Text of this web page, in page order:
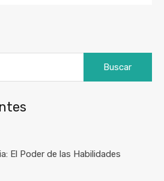
El Poder de las Habilidades